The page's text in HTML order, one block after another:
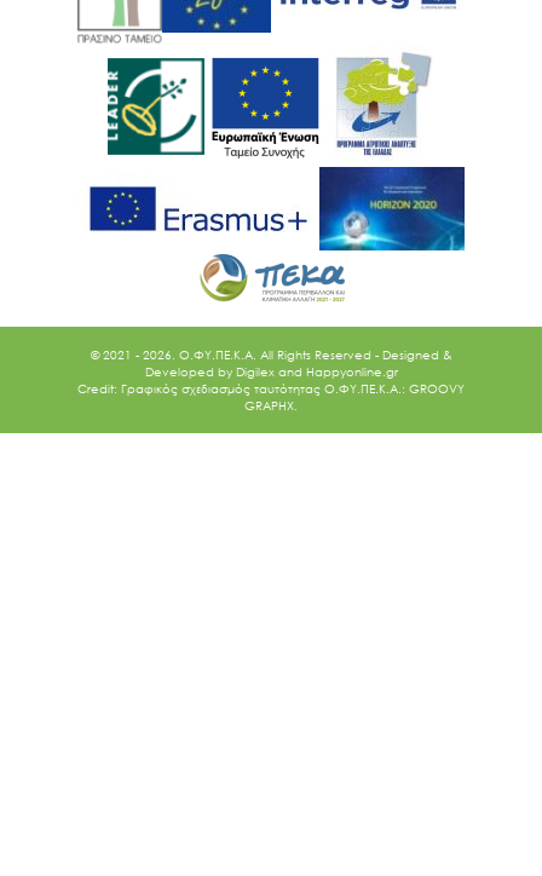
Ακολουθήστε μας
© 2021 - 2026. O.ΦΥ.ΠΕ.Κ.Α. All Rights Reserved - Designed &
Developed by Digilex and Happyonline.gr
Credit: Γραφικός σχεδιασμός ταυτότητας Ο.ΦΥ.ΠΕ.Κ.Α.: GROOVY
GRAPHX.